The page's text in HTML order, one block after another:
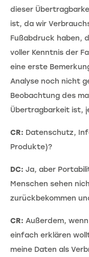
dieser
ist, da wir
Fußabdruck haben,
voller Kenntnis der
eine erste
Analyse noch nicht
Beobachtung des
Übertragbarkeit ist,
CR: Datenschutz,
Produkte)?
DC: Ja, aber
Menschen sehen
zurückbekommen
CR: Außerdem,
einfach erklären
meine Daten als